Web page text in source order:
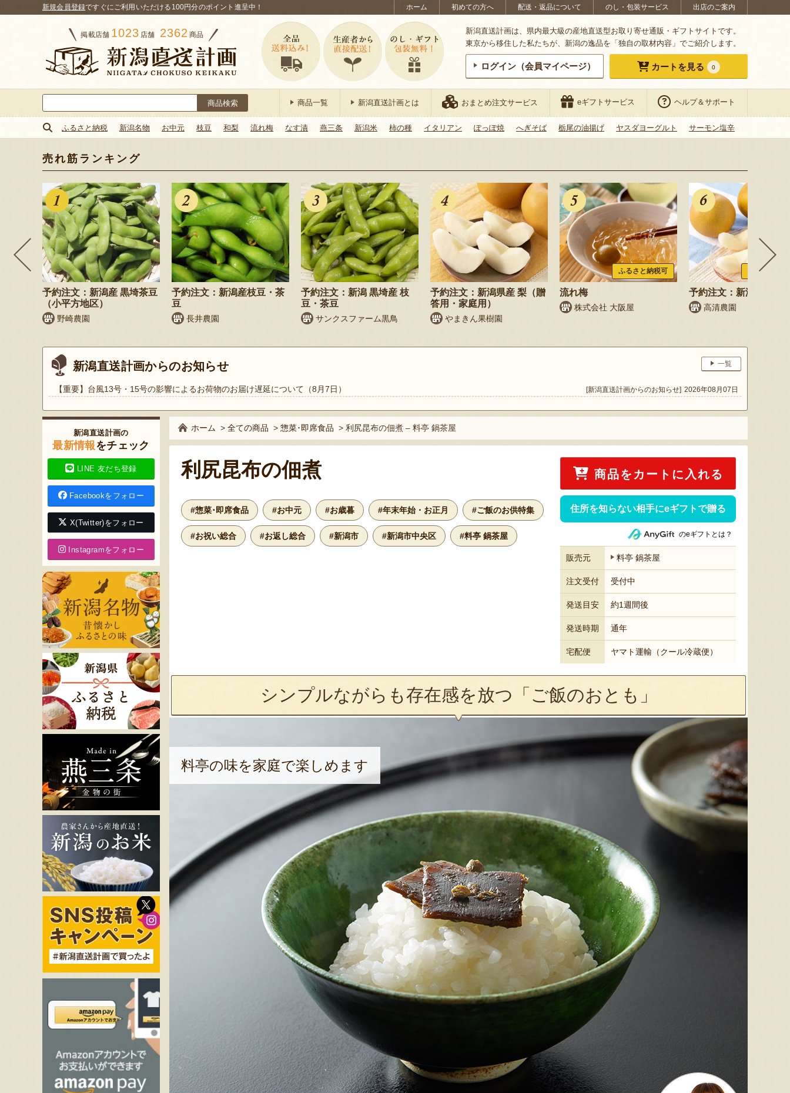
ホーム 初めての方へ 配送・返品について のし・包装サービス 出店のご案内
新規会員登録ですぐにご利用いただける100円分のポイント進呈中！
掲載店舗 1023 店舗 2362 商品
新潟直送計画は、県内最大級の産地直送型お取り寄せ通販・ギフトサイトです。
東京から移住した私たちが、新潟の逸品を「独自の取材内容」でご紹介します。
ログイン（会員マイページ） カートを見る 0
索:
商品一覧 新潟直送計画とは おまとめ注文サービス eギフトサービス ヘルプ＆サポート
ふるさと納税 新潟名物 お中元 枝豆 和梨 流れ梅 なす漬 燕三条 新潟米 柿の種 イタリアン ぽっぽ焼 へぎそば 栃尾の油揚げ ヤスダヨーグルト サーモン塩辛
売れ筋ランキング
予約注文：新潟産 黒埼茶豆
（小平方地区）
野崎農園
予約注文：新潟産枝豆・茶
豆
長井農園
予約注文：新潟 黒埼産 枝
豆・茶豆
サンクスファーム黒鳥
予約注文：新潟県産 梨（贈
答用・家庭用）
やまきん果樹園
ふるさと納税可
流れ梅
株式会社 大阪屋
ふるさと納
予約注文：新潟県産 梨
高清農園
新潟直送計画からのお知らせ 一覧
【重要】台風13号・15号の影響によるお荷物のお届け遅延について（8月7日） [新潟直送計画からのお知らせ] 2026年08月07日
ホーム > 全ての商品 > 惣菜･即席食品 > 利尻昆布の佃煮 – 料亭 鍋茶屋
利尻昆布の佃煮
#惣菜･即席食品 #お中元 #お歳暮 #年末年始・お正月 #ご飯のお供特集
#お祝い総合 #お返し総合 #新潟市 #新潟市中央区 #料亭 鍋茶屋
商品をカートに入れる
住所を知らない相手にeギフトで贈る
のeギフトとは？
販売元 料亭 鍋茶屋
注文受付 受付中
発送目安 約1週間後
発送時期 通年
宅配便 ヤマト運輸（クール冷蔵便）
シンプルながらも存在感を放つ「ご飯のおとも」
料亭の味を家庭で楽しめます
新潟直送計画の
最新情報をチェック
LINE 友だち登録
Facebookをフォロー
X(Twitter)をフォロー
Instagramをフォロー